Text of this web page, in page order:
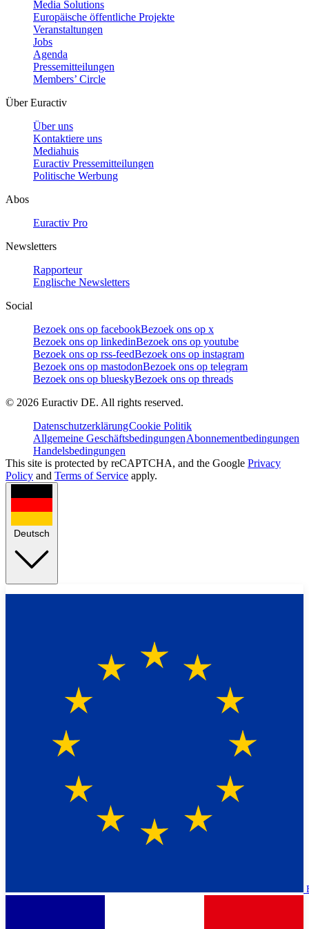
Media Solutions
Europäische öffentliche Projekte
Veranstaltungen
Jobs
Agenda
Pressemitteilungen
Members’ Circle
Über Euractiv
Über uns
Kontaktiere uns
Mediahuis
Euractiv Pressemitteilungen
Politische Werbung
Abos
Euractiv Pro
Newsletters
Rapporteur
Englische Newsletters
Social
Bezoek ons op facebookBezoek ons op x
Bezoek ons op linkedinBezoek ons op youtube
Bezoek ons op rss-feedBezoek ons op instagram
Bezoek ons op mastodonBezoek ons op telegram
Bezoek ons op blueskyBezoek ons op threads
© 2026 Euractiv DE. All rights reserved.
DatenschutzerklärungCookie Politik
Allgemeine GeschäftsbedingungenAbonnementbedingungen
Handelsbedingungen
This site is protected by reCAPTCHA, and the Google Privacy
Policy and Terms of Service apply.
Deutsch